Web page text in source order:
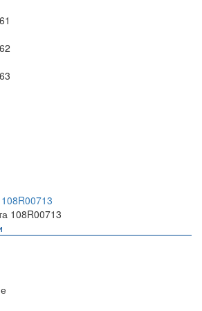
108R00713